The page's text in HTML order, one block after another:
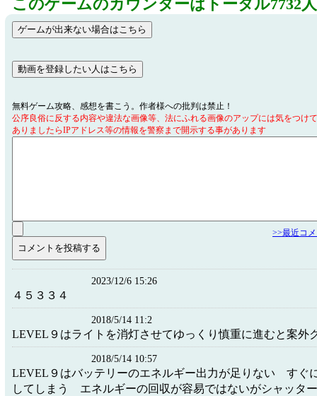
このゲームのカウンターはトータル7732
無料ゲーム攻略、感想を書こう。作者様への批判は禁止！
公序良俗に反する内容や違法な画像等、法にふれる画像のアップには気をつけ
ありましたらIPアドレス等の情報を警察まで開示する事があります
>>最近コ
2023/12/6 15:26
４５３３４
2018/5/14 11:2
LEVEL９はライトを消灯させてゆっくり慎重に進むと案外
2018/5/14 10:57
LEVEL９はバッテリーのエネルギー出力が足りない すぐ
してしまう エネルギーの回収が容易ではないがシャッタ